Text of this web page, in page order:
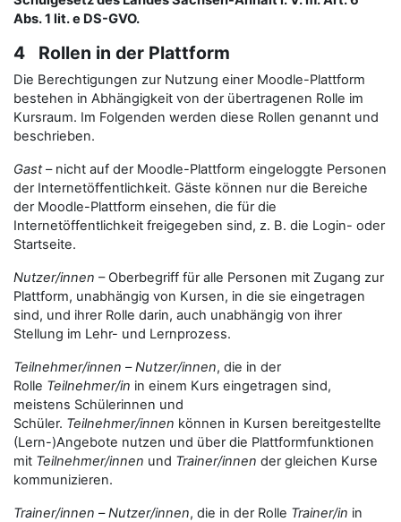
Abs. 1 lit. e DS-GVO.
4 Rollen in der Plattform
Die Berechtigungen zur Nutzung einer Moodle-Plattform
bestehen in Abhängigkeit von der übertragenen Rolle im
Kursraum. Im Folgenden werden diese Rollen genannt und
beschrieben.
Gast– nicht auf der Moodle-Plattform eingeloggte Personen
der Internetöffentlichkeit. Gäste können nur die Bereiche
der Moodle-Plattform einsehen, die für die
Internetöffentlichkeit freigegeben sind, z. B. die Login- oder
Startseite.
Nutzer/innen – Oberbegriff für alle Personen mit Zugang zur
Plattform, unabhängig von Kursen, in die sie eingetragen
sind, und ihrer Rolle darin, auch unabhängig von ihrer
Stellung im Lehr- und Lernprozess.
Teilnehmer/innen –Nutzer/innen, die in der
Rolle Teilnehmer/in in einem Kurs eingetragen sind,
meistens Schülerinnen und
Schüler. Teilnehmer/innen können in Kursen bereitgestellte
(Lern-)Angebote nutzen und über die Plattformfunktionen
mit Teilnehmer/innen und Trainer/innen der gleichen Kurse
kommunizieren.
Trainer/innen –Nutzer/innen, die in der Rolle Trainer/in in